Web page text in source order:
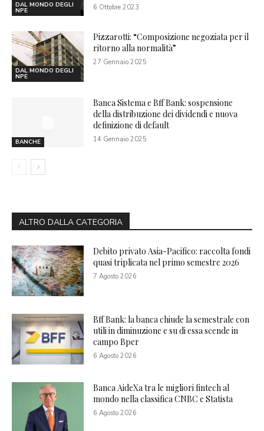
DAL MONDO DEGLI
NPE 6 Ottobre 2023
DAL MONDO DEGLI
NPE
Pizzarotti: “Composizione negoziata per il
ritorno alla normalità”
27 Gennaio 2025
BANCHE
Banca Sistema e Bff Bank: sospensione
della distribuzione dei dividendi e nuova
definizione di default
14 Gennaio 2025
ALTRO DALLA CATEGORIA
Debito privato Asia-Pacifico: raccolta fondi
quasi triplicata nel primo semestre 2026
7 Agosto 2026
Bff Bank: la banca chiude la semestrale con
utili in diminuzione e su di essa scende in
campo Bper
6 Agosto 2026
Banca AideXa tra le migliori fintech al
mondo nella classifica CNBC e Statista
6 Agosto 2026